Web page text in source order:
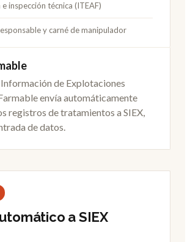
inspección técnica (ITEAF)
y carné de manipulador
de Explotaciones
envía automáticamente
registros de tratamientos a SIEX,
de datos.
a SIEX